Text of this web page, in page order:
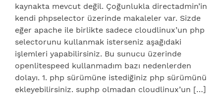
kaynakta mevcut değil. Çoğunlukla directadmin’in
kendi phpselector üzerinde makaleler var. Sizde
eğer apache ile birlikte sadece cloudlinux’un php
selectorunu kullanmak isterseniz aşağıdaki
işlemleri yapabilirsiniz. Bu sunucu üzerinde
openlitespeed kullanmadım bazı nedenlerden
dolayı. 1. php sürümüne istediğiniz php sürümünü
ekleyebilirsiniz. suphp olmadan cloudlinux’un […]